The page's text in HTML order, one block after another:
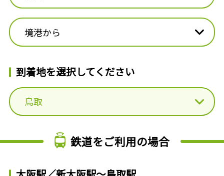
境港から
到着地を選択してください
鳥取
鉄道をご利用の場合